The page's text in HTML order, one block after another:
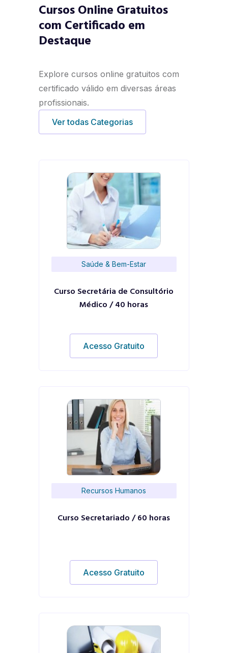
Cursos Online Gratuitos
com Certificado em
Destaque
Explore cursos online gratuitos com
certificado válido em diversas áreas
profissionais.
Ver todas Categorias
Saúde & Bem-Estar
Curso Secretária de Consultório
Médico / 40 horas
Acesso Gratuito
Recursos Humanos
Curso Secretariado / 60 horas
Acesso Gratuito